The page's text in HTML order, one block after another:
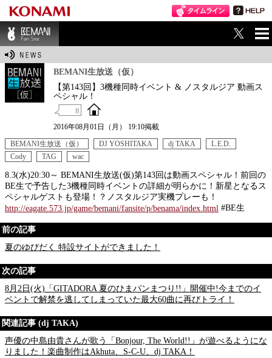
BEMANI Fan Sit
BEMANI生放送（仮）
【第143回】3機種同時イベント & ノスタルジア 動画ス
ペシャル！
8
2016年08月01日（月） 19:10掲載
BEMANI生放送（仮）
DJ YOSHITAKA dj TAKA
L.E.D.
Cody
TAG wac
8.3(水)20:30～ BEMANI生放送(仮)第143回は動画スペシャル！前回の
BE生で予告した3機種同時イベントの詳細が明らかに！新星となるス
ペシャルゲストも登場！？ノスタルジア実機プレーも！
http://eagate.573.jp/game/bemani/fansite/p/benama/index.html #BE生
前の記事
夏のゆびだく 特設サイトができました！
次の記事
8月2日(火)「GITADORA 夏のひまパンまつり!!」開催中!今までのイ
ベントで解禁を逃してしまっていた最大60曲に再びトライ！
関連記事 (dj TAKA)
声優の中島由貴さんが歌う「Bonjour, The World!!」が遊べるようにな
りました！楽曲制作はAkhuta、S-C-U、dj TAKA！